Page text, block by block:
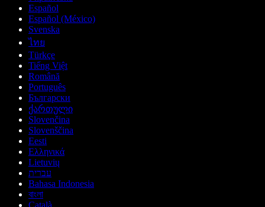
Español
Español (México)
Svenska
ไทย
Türkçe
Tiếng Việt
Română
Português
Български
ქართული
Slovenčina
Slovenščina
Eesti
Ελληνικά
Lietuvių
עברית
Bahasa Indonesia
বাংলা
Català